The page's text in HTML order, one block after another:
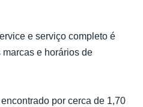
e serviço completo é
e horários de
por cerca de 1,70